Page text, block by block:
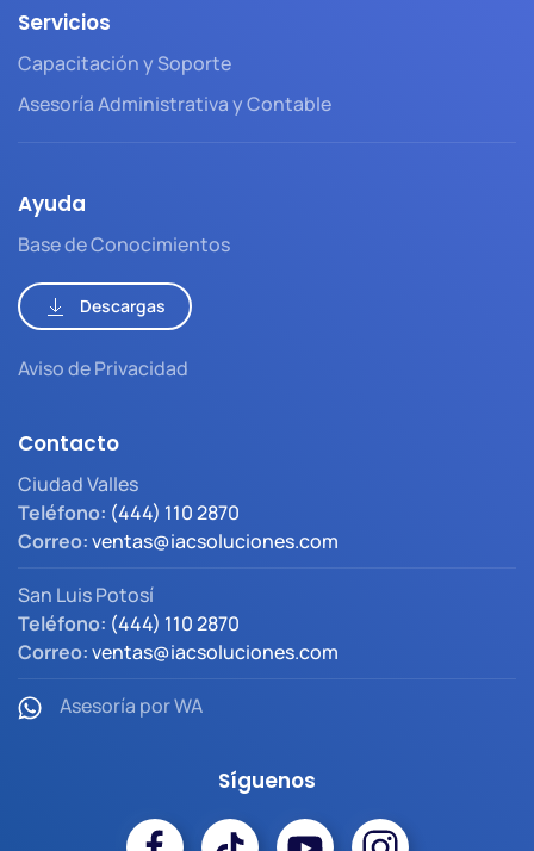
Servicios
Capacitación y Soporte
Asesoría Administrativa y Contable
Ayuda
Base de Conocimientos
Descargas
Aviso de Privacidad
Contacto
Ciudad Valles
Teléfono: (444) 110 2870
Correo:ventas@iacsoluciones.com
San Luis Potosí
Teléfono: (444) 110 2870
Correo:ventas@iacsoluciones.com
Asesoría por WA
Síguenos